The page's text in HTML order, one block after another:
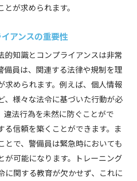
が求められます。
アンスの重要性
的知識とコンプライアンスは非常
備員は、関連する法律や規制を理
求められます。例えば、個人情報
、様々な法令に基づいた行動が必
違法行為を未然に防ぐことがで
る信頼を築くことができます。ま
とで、警備員は緊急時においても
が可能になります。トレーニング
に関する教育が欠かせず、これに